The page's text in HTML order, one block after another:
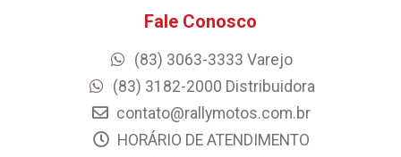
Fale Conosco
(83) 3063-3333 Varejo
(83) 3182-2000 Distribuidora
contato@rallymotos.com.br
HORÁRIO DE ATENDIMENTO